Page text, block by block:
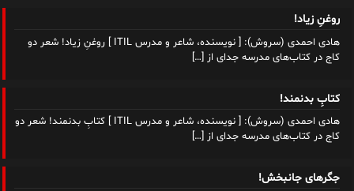
روغنِ زیاد!
هادی احمدی (سروش): [ نویسنده، شاعر و مدرس ITIL ] روغنِ زیاد! شعر دو
کاج در کتاب‌های مدرسه جدای از […]
کتابِ بدنمند!
هادی احمدی (سروش): [ نویسنده، شاعر و مدرس ITIL ] کتابِ بدنمند! شعر دو
کاج در کتاب‌های مدرسه جدای از […]
جگرهای جانبخش!